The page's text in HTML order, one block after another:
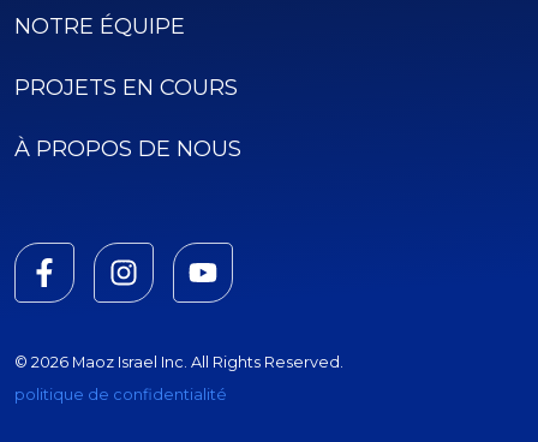
NOTRE ÉQUIPE
PROJETS EN COURS
À PROPOS DE NOUS
© 2026 Maoz Israel Inc. All Rights Reserved.
politique de confidentialité